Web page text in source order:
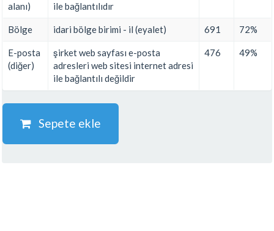
alanı)
ile bağlantılıdır
Bölge idari bölge birimi - il (eyalet) 691 72%
E-posta
(diğer)
şirket web sayfası e-posta
adresleri web sitesi internet adresi
ile bağlantılı değildir
476 49%
Sepete ekle